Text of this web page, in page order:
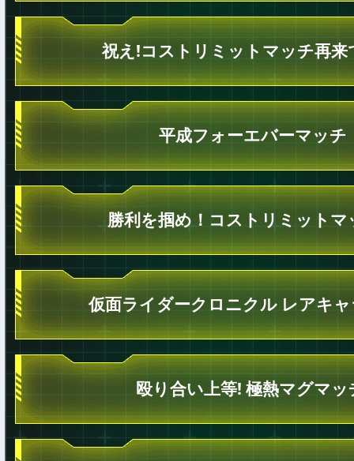
祝え!コストリミットマッチ再来
平成フォーエバーマッチ
勝利を掴め！コストリミットマ
仮面ライダークロニクル レアキ
殴り合い上等! 極熱マグマッ